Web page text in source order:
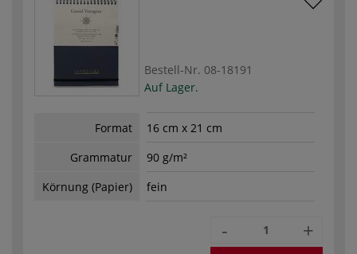
Bestell-Nr. 08-18191
Auf Lager.
Format
16 cm x 21 cm
Grammatur
90 g/m²
Körnung (Papier)
fein
- +